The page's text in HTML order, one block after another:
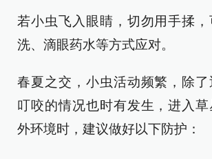
若小虫飞入眼睛，切勿用手揉
洗、滴眼药水等方式应对。
春夏之交，小虫活动频繁，除
叮咬的情况也时有发生，进入
外环境时，建议做好以下防护：